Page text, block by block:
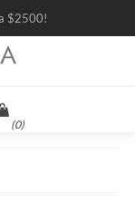
$2500!
(0)